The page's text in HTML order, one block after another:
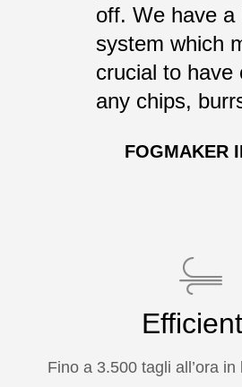
off. We have a
system which
crucial to have
any chips,
FOGMAKER
Fino a 3.500 tagli all’ora